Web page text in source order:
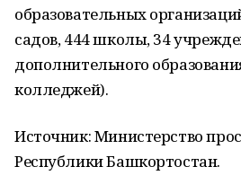
образовательных
садов, 444 школы, 34
дополнительного
колледжей).
Источник: Министерство
Республики Башкортостан.